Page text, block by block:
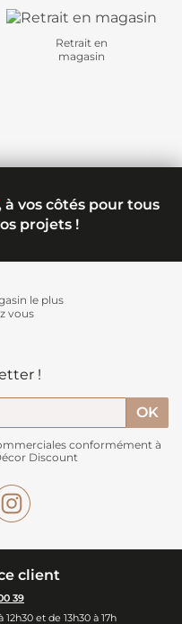
Retrait en
magasin
à vos côtés pour tous
projets !
le plus
vous
!
conformément à
Discount
client
39
et de 13h30 à 17h